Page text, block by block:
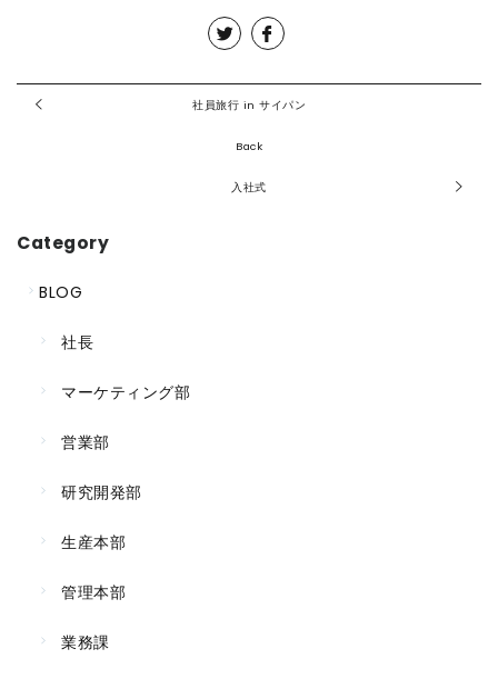
社員旅行 in サイパン
Back
入社式
Category
BLOG
社長
マーケティング部
営業部
研究開発部
生産本部
管理本部
業務課